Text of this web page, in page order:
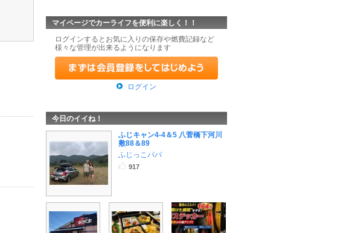
マイページでカーライフを便利に楽しく！！
ログインするとお気に入りの保存や燃費記録など
様々な管理が出来るようになります
ログイン
今日のイイね！
ふじキャン4-4＆5 八菅橋下河川
敷88＆89
ふじっこパパ
917